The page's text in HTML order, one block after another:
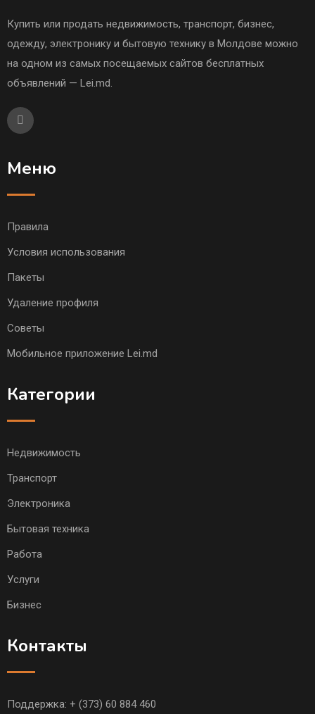
Купить или продать недвижимость, транспорт, бизнес,
одежду, электронику и бытовую технику в Молдове можно
на одном из самых посещаемых сайтов бесплатных
объявлений — Lei.md.
Меню
Правила
Условия использования
Пакеты
Удаление профиля
Советы
Мобильное приложение Lei.md
Категории
Недвижимость
Транспорт
Электроника
Бытовая техника
Работа
Услуги
Бизнес
Контакты
Поддержка: + (373) 60 884 460